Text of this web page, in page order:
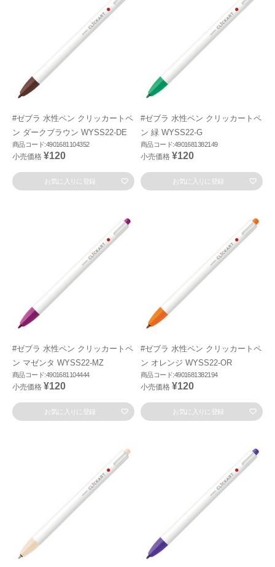
#ゼブラ 水性ペン クリッカートペ
ン ダークブラウン WYSS22-DE
商品コード:4901681104352
小売価格 ¥120
お気に入りに登録
#ゼブラ 水性ペン クリッカートペ
ン 緑 WYSS22-G
商品コード:4901681382149
小売価格 ¥120
お気に入りに登録
#ゼブラ 水性ペン クリッカートペ
ン マゼンタ WYSS22-MZ
商品コード:4901681104444
小売価格 ¥120
お気に入りに登録
#ゼブラ 水性ペン クリッカートペ
ン オレンジ WYSS22-OR
商品コード:4901681382194
小売価格 ¥120
お気に入りに登録